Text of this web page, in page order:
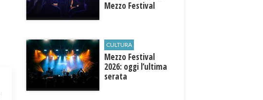
Mezzo Festival
CULTURA
Mezzo Festival
2026: oggi l’ultima
serata